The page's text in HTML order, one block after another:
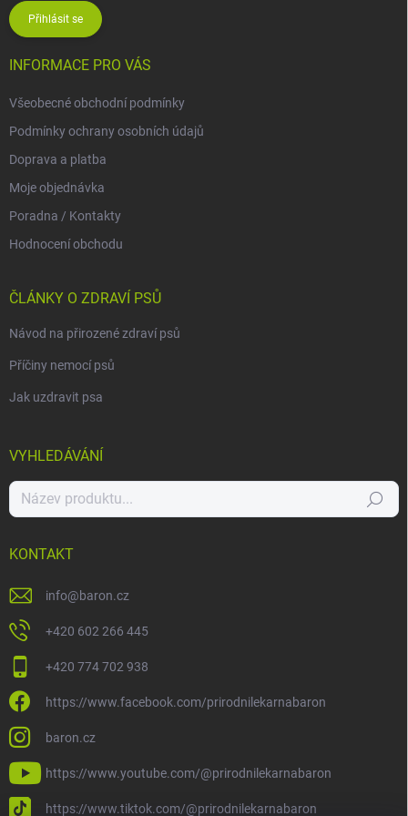
Přihlásit se
INFORMACE PRO VÁS
Všeobecné obchodní podmínky
Podmínky ochrany osobních údajů
Doprava a platba
Moje objednávka
Poradna / Kontakty
Hodnocení obchodu
ČLÁNKY O ZDRAVÍ PSŮ
Návod na přirozené zdraví psů
Příčiny nemocí psů
Jak uzdravit psa
VYHLEDÁVÁNÍ
Hledat
KONTAKT
info@baron.cz
+420 602 266 445
+420 774 702 938
https://www.facebook.com/prirodnilekarnabaron
baron.cz
https://www.youtube.com/@prirodnilekarnabaron
https://www.tiktok.com/@prirodnilekarnabaron